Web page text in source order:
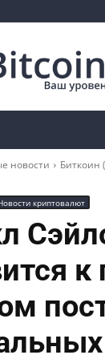
новости Биткоин
криптовалют